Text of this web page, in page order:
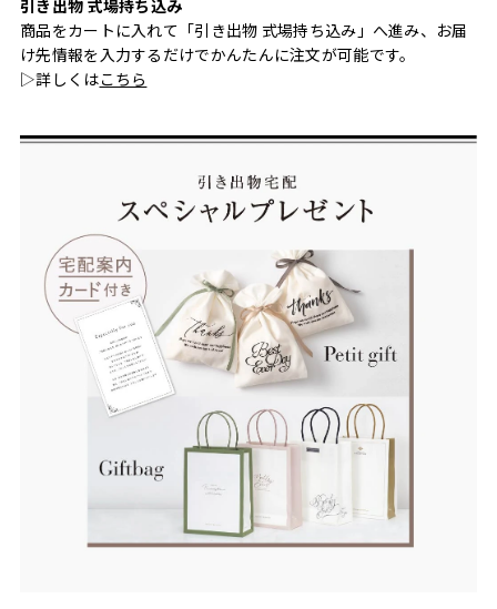
引き出物 式場持ち込み
商品をカートに入れて「引き出物 式場持ち込み」へ進み、お届
け先情報を入力するだけでかんたんに注文が可能です。
▷詳しくはこちら